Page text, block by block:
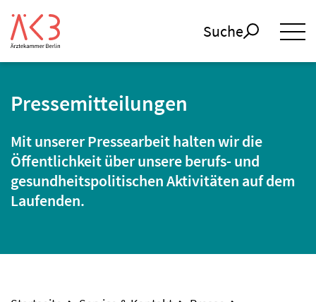
Suche
Pressemitteilungen
Mit unserer Pressearbeit halten wir die
Öffentlichkeit über unsere berufs- und
gesundheitspolitischen Aktivitäten auf dem
Laufenden.